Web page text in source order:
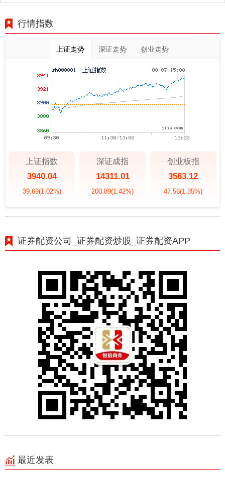
行情指数
上证走势 深证走势 创业走势
上证指数
3940.04
39.69(1.02%)
深证成指
14311.01
200.89(1.42%)
创业板指
3563.12
47.56(1.35%)
证券配资公司_证券配资炒股_证券配资APP
最近发表